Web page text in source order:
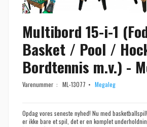
Multibord 15-i-1
Basket / Pool /
Bordtennis m.v.) -
Varenummer : ML-13077 Megaleg
Opdag vores seneste nyhed! Nu med
er ikke bare et spil, det er en komplet